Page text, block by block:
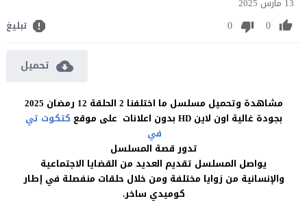
0
0 تبليغ
تحميل
مشاهدة وتحميل مسلسل ما اختلفنا 2 الحلقة 12 رمضان 2025
بجودة غالية اون لاين HD بدون اعلانات على موقع
كتكوت تي
في
تدور قصة المسلسل
يواصل المسلسل تقديم العديد من القضايا الاجتماعية
والإنسانية من زوايا مختلفة ومن خلال حلقات منفصلة في إطار
كوميدي ساخر.